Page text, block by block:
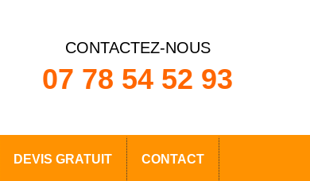
CONTACTEZ-NOUS
07 78 54 52 93
DEVIS GRATUIT CONTACT